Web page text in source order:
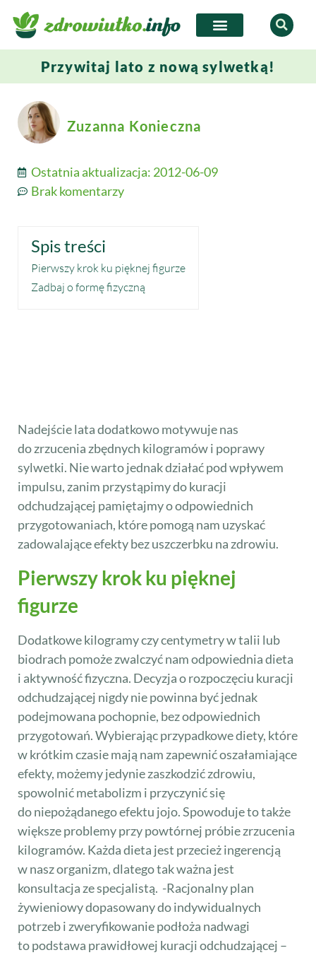
Przywitaj lato z nową sylwetką!
Zuzanna Konieczna
Ostatnia aktualizacja: 2012-06-09
Brak komentarzy
Spis treści
Pierwszy krok ku pięknej figurze
Zadbaj o formę fizyczną
Nadejście lata dodatkowo motywuje nas
do zrzucenia zbędnych kilogramów i poprawy
sylwetki. Nie warto jednak działać pod wpływem
impulsu, zanim przystąpimy do kuracji
odchudzającej pamiętajmy o odpowiednich
przygotowaniach, które pomogą nam uzyskać
zadowalające efekty bez uszczerbku na zdrowiu.
Pierwszy krok ku pięknej
figurze
Dodatkowe kilogramy czy centymetry w talii lub
biodrach pomoże zwalczyć nam odpowiednia dieta
i aktywność fizyczna. Decyzja o rozpoczęciu kuracji
odchudzającej nigdy nie powinna być jednak
podejmowana pochopnie, bez odpowiednich
przygotowań. Wybierając przypadkowe diety, które
w krótkim czasie mają nam zapewnić oszałamiające
efekty, możemy jedynie zaszkodzić zdrowiu,
spowolnić metabolizm i przyczynić się
do niepożądanego efektu jojo. Spowoduje to także
większe problemy przy powtórnej próbie zrzucenia
kilogramów. Każda dieta jest przecież ingerencją
w nasz organizm, dlatego tak ważna jest
konsultacja ze specjalistą. -Racjonalny plan
żywieniowy dopasowany do indywidualnych
potrzeb i zweryfikowanie podłoża nadwagi
to podstawa prawidłowej kuracji odchudzającej –